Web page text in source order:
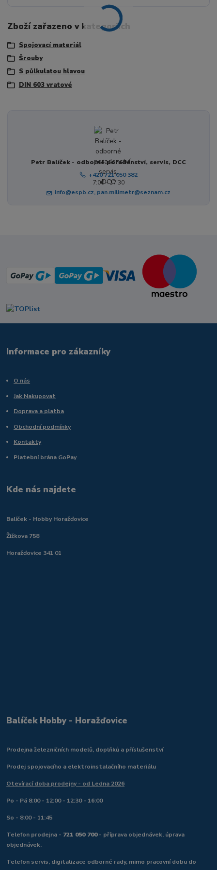
Zboží zařazeno v kategoriích
Spojovací materiál
Šrouby
S půlkulatou hlavou
DIN 603 vratové
Petr Balíček - odborné poradenství, servis, DCC
+420 721 050 382
7:00 - 17:30
info@espb.cz, pan.milimetr@seznam.cz
Informace pro zákazníky
O nás
Jak Nakupovat
Doprava a platba
Obchodní podmínky
Kontakty
Platební brána GoPay
Kde nás najdete
Balíček - Hobby Horažďovice
Žižkova 758
Horažďovice 341 01
Balíček Hobby - Horažďovice
Prodejna železničních modelů, doplňků a příslušenství
Prodej spojovacího a elektroinstalačního materiálu
Otevírací doba prodejny - od Ledna 2026
Po - Pá 8:00 - 12:00 - 12:30 - 16:00
So - 8:00 - 11:45
Telefon prodejna - 721 050 700- příprava objednávek, úprava
objednávek.
Telefon servis, digitalizace odborné rady, mimo pracovní dobu do